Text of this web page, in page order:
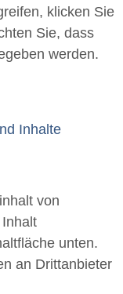
klicken Sie
Sie, dass
werden.
Inhalte
von
Inhalt
unten.
an Drittanbieter